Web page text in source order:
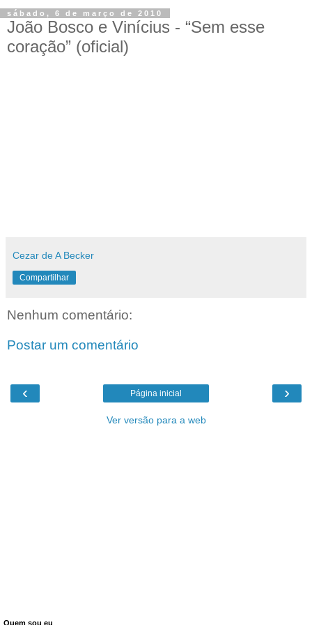
sábado, 6 de março de 2010
João Bosco e Vinícius - “Sem esse
coração” (oficial)
Cezar de A Becker
Compartilhar
Nenhum comentário:
Postar um comentário
‹ ›
Página inicial
Ver versão para a web
Quem sou eu